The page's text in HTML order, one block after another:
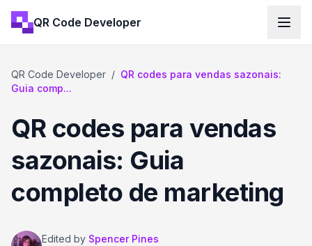
QR Code Developer
QR Code Developer / QR codes para vendas sazonais:
Guia comp...
QR codes para vendas
sazonais: Guia
completo de marketing
Edited by Spencer Pines